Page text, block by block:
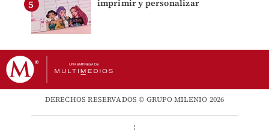
imprimir y personalizar
DERECHOS RESERVADOS © GRUPO MILENIO 2026